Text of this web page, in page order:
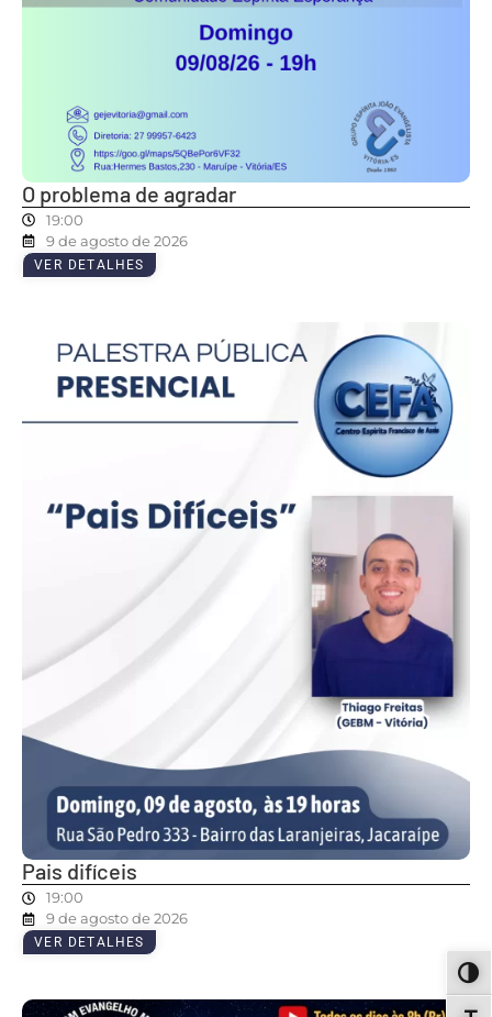
O problema de agradar
19:00
9 de agosto de 2026
VER DETALHES
Pais difíceis
19:00
9 de agosto de 2026
VER DETALHES